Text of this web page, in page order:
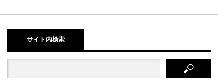
サイト内検索